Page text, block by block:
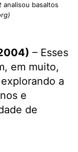
analisou basaltos
– Esses
em muito,
a
e
de